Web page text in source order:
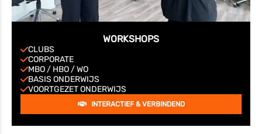
WORKSHOPS
CLUBS
CORPORATE
MBO / HBO / WO
BASIS ONDERWIJS
VOORTGEZET ONDERWIJS
INTERACTIEF & VERBINDEND